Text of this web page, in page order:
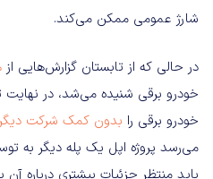
شارژ عمومی ممکن می‌کند.
در حالی که از تابستان گزارش‌هایی از
خودرو برقی شنیده می‌شد، در
خودرو برقی را بدون کمک شرکت
می‌رسد پروژه اپل یک پله دیگر به